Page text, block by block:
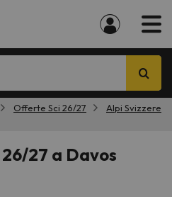
Offerte Sci 26/27
Alpi Svizzere
27 a Davos